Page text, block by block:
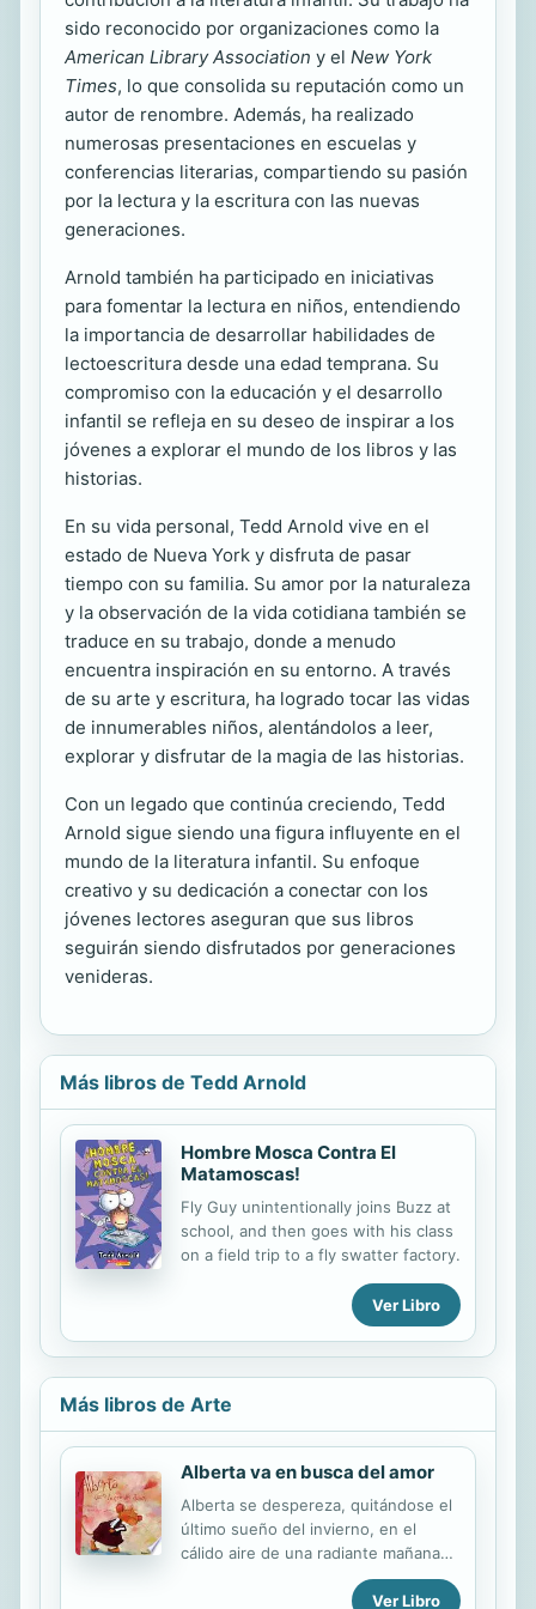
sido reconocido por organizaciones como la
American Library Association y el New York
Times, lo que consolida su reputación como un
autor de renombre. Además, ha realizado
numerosas presentaciones en escuelas y
conferencias literarias, compartiendo su pasión
por la lectura y la escritura con las nuevas
generaciones.
Arnold también ha participado en iniciativas
para fomentar la lectura en niños, entendiendo
la importancia de desarrollar habilidades de
lectoescritura desde una edad temprana. Su
compromiso con la educación y el desarrollo
infantil se refleja en su deseo de inspirar a los
jóvenes a explorar el mundo de los libros y las
historias.
En su vida personal, Tedd Arnold vive en el
estado de Nueva York y disfruta de pasar
tiempo con su familia. Su amor por la naturaleza
y la observación de la vida cotidiana también se
traduce en su trabajo, donde a menudo
encuentra inspiración en su entorno. A través
de su arte y escritura, ha logrado tocar las vidas
de innumerables niños, alentándolos a leer,
explorar y disfrutar de la magia de las historias.
Con un legado que continúa creciendo, Tedd
Arnold sigue siendo una figura influyente en el
mundo de la literatura infantil. Su enfoque
creativo y su dedicación a conectar con los
jóvenes lectores aseguran que sus libros
seguirán siendo disfrutados por generaciones
venideras.
Más libros de Tedd Arnold
Hombre Mosca Contra El
Matamoscas!
Fly Guy unintentionally joins Buzz at
school, and then goes with his class
on a field trip to a fly swatter factory.
Ver Libro
Más libros de Arte
Alberta va en busca del amor
Alberta se despereza, quitándose el
último sueño del invierno, en el
cálido aire de una radiante mañana
de primavera, mientras su madre le
explica emocionada la llegada de la
Ver Libro